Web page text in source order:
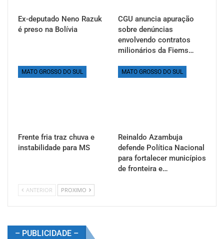
Ex-deputado Neno Razuk
é preso na Bolívia
CGU anuncia apuração
sobre denúncias
envolvendo contratos
milionários da Fiems…
MATO GROSSO DO SUL
Frente fria traz chuva e
instabilidade para MS
MATO GROSSO DO SUL
Reinaldo Azambuja
defende Política Nacional
para fortalecer municípios
de fronteira e…
ANTERIOR PROXIMO
– PUBLICIDADE –